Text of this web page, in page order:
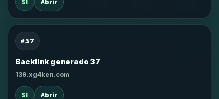
SI Abrir
#37
Backlink generado 37
139.xg4ken.com
SI Abrir